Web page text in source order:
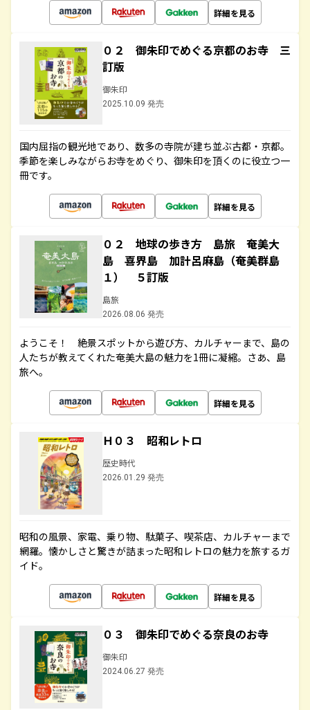
詳細を見る
０２ 御朱印でめぐる京都のお寺 三
訂版
御朱印
2025.10.09 発売
国内屈指の観光地であり、数多の寺院が建ち並ぶ古都・京都。
季節を楽しみながらお寺をめぐり、御朱印を頂くのに役立つ一
冊です。
詳細を見る
０２ 地球の歩き方 島旅 奄美大
島 喜界島 加計呂麻島（奄美群島
１） ５訂版
島旅
2026.08.06 発売
ようこそ！ 絶景スポットから遊び方、カルチャーまで、島の
人たちが教えてくれた奄美大島の魅力を1冊に凝縮。さあ、島
旅へ。
詳細を見る
Ｈ０３ 昭和レトロ
歴史時代
2026.01.29 発売
昭和の風景、家電、乗り物、駄菓子、喫茶店、カルチャーまで
網羅。懐かしさと驚きが詰まった昭和レトロの魅力を旅するガ
イド。
詳細を見る
０３ 御朱印でめぐる奈良のお寺
御朱印
2024.06.27 発売